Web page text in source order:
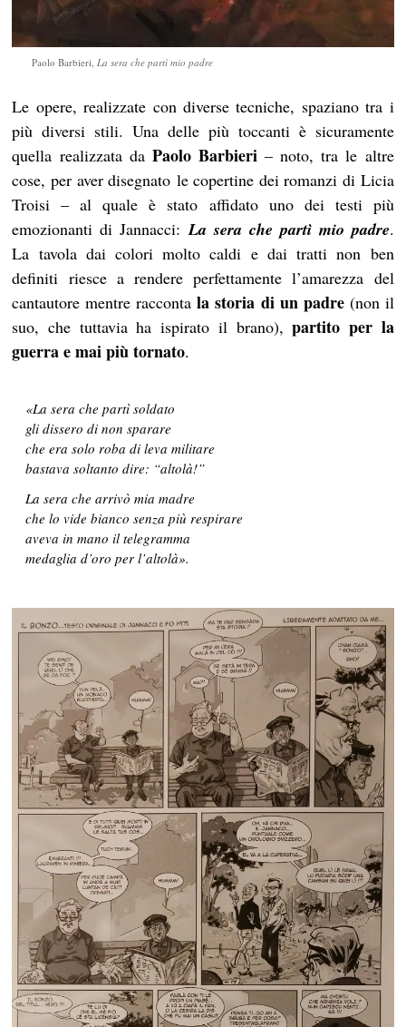
Paolo Barbieri, La sera che partì mio padre
Le opere, realizzate con diverse tecniche, spaziano tra i
più diversi stili. Una delle più toccanti è sicuramente
quella realizzata da Paolo Barbieri – noto, tra le altre
cose, per aver disegnato le copertine dei romanzi di Licia
Troisi – al quale è stato affidato uno dei testi più
emozionanti di Jannacci:La sera che partì mio padre.
La tavola dai colori molto caldi e dai tratti non ben
definiti riesce a rendere perfettamente l’amarezza del
cantautore mentre raccontala storia di un padre(non il
suo, che tuttavia ha ispirato il brano),partito per la
guerra e mai più tornato.
«La sera che partì soldato
gli dissero di non sparare
che era solo roba di leva militare
bastava soltanto dire: “altolà!”
La sera che arrivò mia madre
che lo vide bianco senza più respirare
aveva in mano il telegramma
medaglia d’oro per l’altolà».